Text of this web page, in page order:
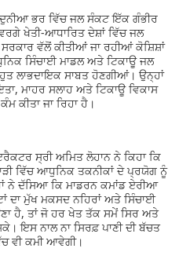
ਦੁਨੀਆ ਭਰ ਵਿੱਚ ਜਲ ਸੰਕਟ ਇੱਕ ਗੰਭੀਰ
ਖੇਤੀ-ਆਧਾਰਿਤ ਦੇਸ਼ਾਂ ਵਿੱਚ ਜਲ
ਵੱਲੋਂ ਕੀਤੀਆਂ ਜਾ ਰਹੀਆਂ ਕੋਸ਼ਿਸ਼ਾਂ
ਸਿੰਚਾਈ ਮਾਡਲ ਅਤੇ ਟਿਕਾਊ ਜਲ
ਲਾਭਦਾਇਕ ਸਾਬਤ ਹੋਣਗੀਆਂ। ਉਨ੍ਹਾਂ
ਮਾਹਰ ਸਲਾਹ ਅਤੇ ਟਿਕਾਊ ਵਿਕਾਸ
ਕੀਤਾ ਜਾ ਰਿਹਾ ਹੈ।
ਸ੍ਰੀ ਅਮਿਤ ਲੋਹਾਨ ਨੇ ਕਿਹਾ ਕਿ
ਵਿੱਚ ਆਧੁਨਿਕ ਤਕਨੀਕਾਂ ਦੇ ਪ੍ਰਯੋਗ ਨੂੰ
ਨੇ ਦੱਸਿਆ ਕਿ ਮਾਡਰਨ ਕਮਾਂਡ ਏਰੀਆ
ਦਾ ਮੁੱਖ ਮਕਸਦ ਨਹਿਰਾਂ ਅਤੇ ਸਿੰਚਾਈ
ਹੈ, ਤਾਂ ਜੋ ਹਰ ਖੇਤ ਤੱਕ ਸਮੇਂ ਸਿਰ ਅਤੇ
ਇਸ ਨਾਲ ਨਾ ਸਿਰਫ਼ ਪਾਣੀ ਦੀ ਬੱਚਤ
ਵੀ ਕਮੀ ਆਵੇਗੀ।